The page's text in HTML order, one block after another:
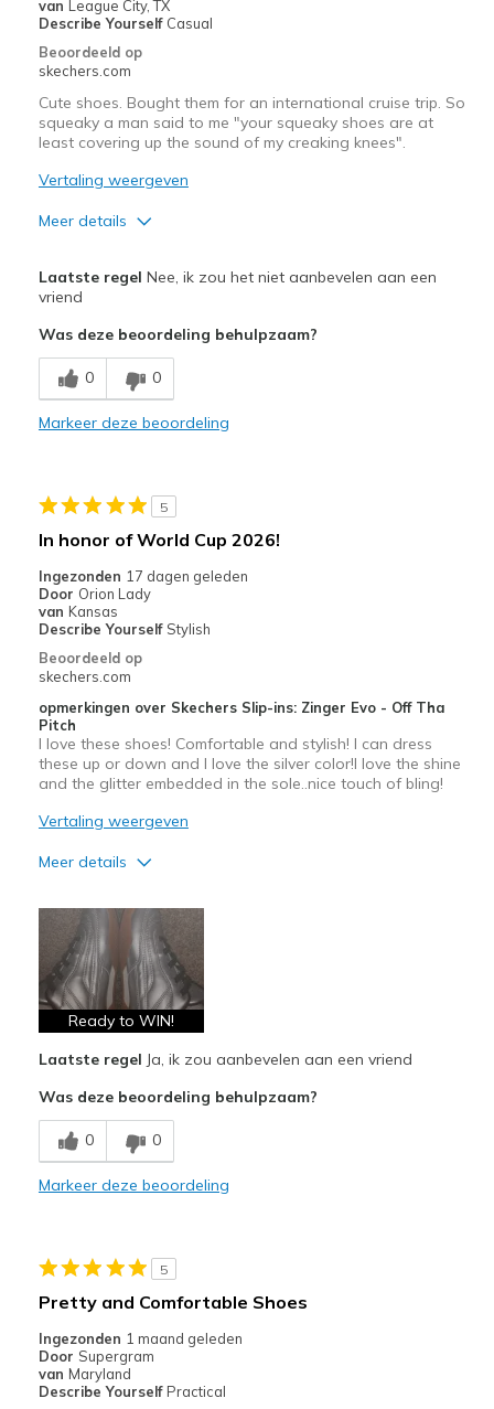
van
League City, TX
Describe Yourself Casual
Beoordeeld op
skechers.com
Cute shoes. Bought them for an international cruise trip. So
squeaky a man said to me "your squeaky shoes are at
least covering up the sound of my creaking knees".
Vertaling weergeven
Meer details
Attractive Design
Minpunten
Squeakiest shoes
Beste toepassingen
Width
Feels true to width
Sizing
Feels true to size
Laatste regel Nee, ik zou het niet aanbevelen aan een
vriend
Was deze beoordeling behulpzaam?
0 0
Markeer deze beoordeling
5
In honor of World Cup 2026!
Ingezonden 17 dagen geleden
Door Orion Lady
van Kansas
Describe Yourself Stylish
Beoordeeld op
skechers.com
opmerkingen over Skechers Slip-ins: Zinger Evo - Off Tha
Pitch
I love these shoes! Comfortable and stylish! I can dress
these up or down and I love the silver color!I love the shine
and the glitter embedded in the sole..nice touch of bling!
Vertaling weergeven
Meer details
Attractive Design
Comfortable
Stylish
Beste toepassingen
Casual Wear
Going Out
Travel
Sizing
Feels true to size
View On Shoes
Ready to WIN!
Laatste regel Ja, ik zou aanbevelen aan een vriend
Was deze beoordeling behulpzaam?
0 0
Markeer deze beoordeling
5
Pretty and Comfortable Shoes
Ingezonden 1 maand geleden
Door Supergram
van Maryland
Describe Yourself Practical